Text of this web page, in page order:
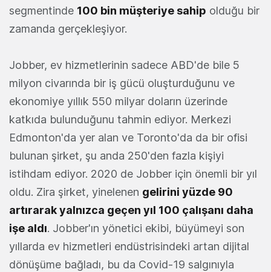
segmentinde 100 bin müşteriye sahip olduğu bir
zamanda gerçekleşiyor.
Jobber, ev hizmetlerinin sadece ABD'de bile 5
milyon civarında bir iş gücü oluşturduğunu ve
ekonomiye yıllık 550 milyar doların üzerinde
katkıda bulunduğunu tahmin ediyor. Merkezi
Edmonton'da yer alan ve Toronto'da da bir ofisi
bulunan şirket, şu anda 250'den fazla kişiyi
istihdam ediyor. 2020 de Jobber için önemli bir yıl
oldu. Zira şirket, yinelenen gelirini yüzde 90
artırarak yalnızca geçen yıl 100 çalışanı daha
işe aldı. Jobber'ın yönetici ekibi, büyümeyi son
yıllarda ev hizmetleri endüstrisindeki artan dijital
dönüşüme bağladı, bu da Covid-19 salgınıyla